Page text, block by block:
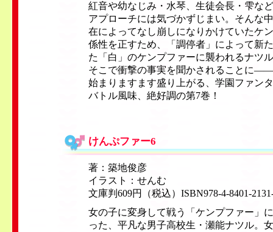
紅音や幼なじみ・水琴、生徒会長・雫な
アプローチには気づかずじまい。そんな
在によってなし崩しになりかけていたケ
係性を正すため、「調停者」によって新
た「白」のケンプファーに襲われるナツ
そこで衝撃の事実を聞かされることに
始まりますます盛り上がる、学園ファン
バトル風味、絶好調の第7巻！
けんぷファー6
著：築地俊彦
イラスト：せんむ
文庫判609円（税込）ISBN978-4-8401-
女の子に変身して戦う「ケンプファー」
った、平凡な男子高校生・瀬能ナツル。